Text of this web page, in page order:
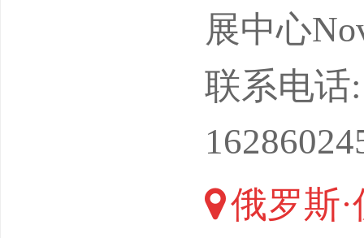
长。同
划”，基
了对相
已成为
在的西
展中心
联系电话
俄罗斯·